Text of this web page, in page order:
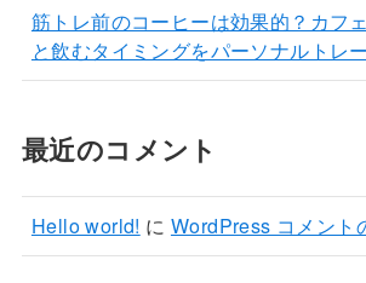
筋トレ前のコーヒーは効果的？カフ
と飲むタイミングをパーソナルトレ
最近のコメント
Hello world! に WordPress コメント